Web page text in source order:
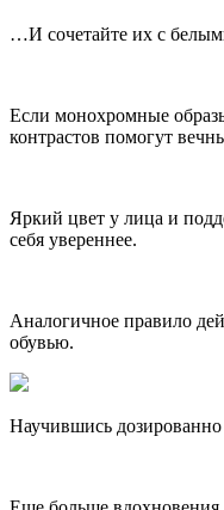
…И сочетайте их с
Если монохромные
контрастов помогут
Яркий цвет у лица и
себя увереннее.
Аналогичное правило
обувью.
Научившись